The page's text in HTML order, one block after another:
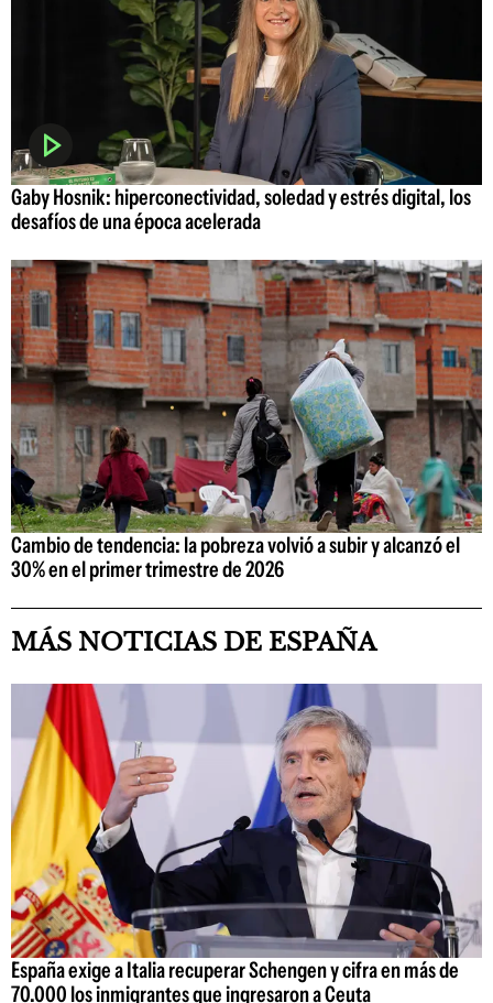
Gaby Hosnik: hiperconectividad, soledad y estrés digital, los
desafíos de una época acelerada
Cambio de tendencia: la pobreza volvió a subir y alcanzó el
30% en el primer trimestre de 2026
MÁS NOTICIAS DE ESPAÑA
España exige a Italia recuperar Schengen y cifra en más de
70.000 los inmigrantes que ingresaron a Ceuta